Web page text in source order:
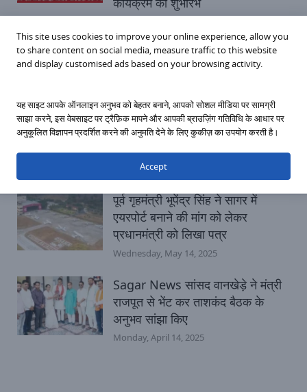
राजनीतिक सागर
Sagar News 39 करोड़ रुपए की
लागत से बन रही Multilevel
Parking, धीमी निर्माण गति से महापौर
नाराज
Saturday, October 11, 2025
पूर्व गृहमंत्री भूपेंद्र सिंह ने सागर में
एयरपोर्ट बनाने की मांग को लेकर
प्रधानमंत्री को लिखा पत्र
Wednesday, May 14, 2025
Sagar News सांसद वानखेड़े ने मंत्री
राजपूत से भेंट कर ताशकंद बैठक के
अनुभव सांझा किए
Monday, April 14, 2025
This site uses cookies to improve your online experience, allow you
to share content on social media, measure traffic to this website
and display customised ads based on your browsing activity.
यह साइट आपके ऑनलाइन अनुभव को बेहतर बनाने, आपको सोशल मीडिया पर सामग्री
साझा करने, इस वेबसाइट पर ट्रैफ़िक मापने और आपकी ब्राउज़िंग गतिविधि के आधार पर
अनुकूलित विज्ञापन प्रदर्शित करने की अनुमति देने के लिए कुकीज़ का उपयोग करती है।
Accept